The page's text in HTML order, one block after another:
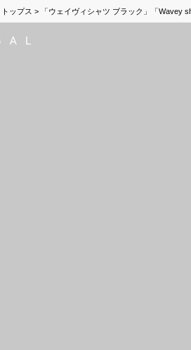
トップス 「ウェイヴィシャツ ブラック」「Wavey